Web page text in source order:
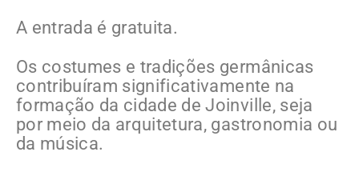
A entrada é gratuita.
Os costumes e tradições germânicas
contribuíram significativamente na
formação da cidade de Joinville, seja
por meio da arquitetura, gastronomia ou
da música.